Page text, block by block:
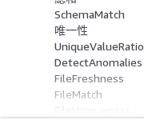
SchemaMatch
唯一性
UniqueValueRatio
DetectAnomalies
FileFreshness
FileMatch